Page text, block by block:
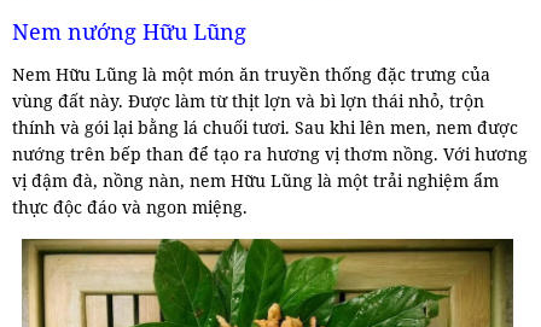
Nem nướng Hữu Lũng
Nem Hữu Lũng là một món ăn truyền thống đặc trưng của
vùng đất này. Được làm từ thịt lợn và bì lợn thái nhỏ, trộn
thính và gói lại bằng lá chuối tươi. Sau khi lên men, nem được
nướng trên bếp than để tạo ra hương vị thơm nồng. Với hương
vị đậm đà, nồng nàn, nem Hữu Lũng là một trải nghiệm ẩm
thực độc đáo và ngon miệng.